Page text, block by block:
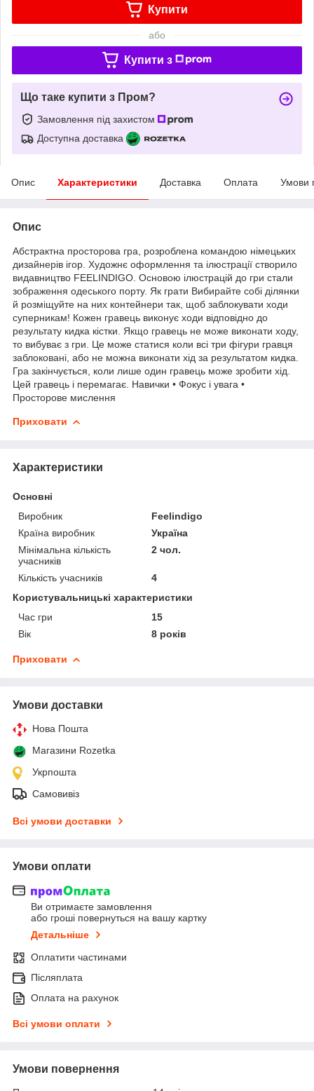
Купити
або
Купити з
Що таке купити з Пром?
Замовлення під захистом
Доступна доставка
Опис Характеристики Доставка Оплата Умови
Опис
Абстрактна просторова гра, розроблена командою німецьких
дизайнерів ігор. Художнє оформлення та ілюстрації створило
видавництво FEELINDIGO. Основою ілюстрацій до гри стали
зображення одеського порту. Як грати Вибирайте собі ділянки
й розміщуйте на них контейнери так, щоб заблокувати ходи
суперникам! Кожен гравець виконує ходи відповідно до
результату кидка кістки. Якщо гравець не може виконати ходу,
то вибуває з гри. Це може статися коли всі три фігури гравця
заблоковані, або не можна виконати хід за результатом кидка.
Гра закінчується, коли лише один гравець може зробити хід.
Цей гравець і перемагає. Навички • Фокус і увага •
Просторове мислення
Приховати
Характеристики
Основні
Виробник
Feelindigo
Країна виробник
Україна
Мінімальна кількість
учасників
2 чол.
Кількість учасників
4
Користувальницькі характеристики
Час гри
15
Вік
8 років
Приховати
Умови доставки
Нова Пошта
Магазини Rozetka
Укрпошта
Самовивіз
Всі умови доставки
Умови оплати
Ви отримаєте замовлення
або гроші повернуться на вашу картку
Детальніше
Оплатити частинами
Післяплата
Оплата на рахунок
Всі умови оплати
Умови повернення